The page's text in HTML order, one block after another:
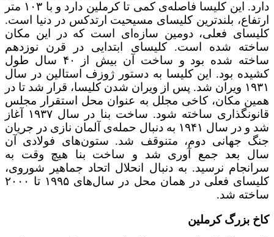
دارد. این کلیسا فاصله‌ی کمی تا کرملین دارد و با ۱۰۳ متر
ارتفاع، بلندترین کلیسای مسیحیت ارتدکس در دنیا است.
کلیسای فعلی، دومین سازه‌ای است که در این مکان
ساخته شده است. کلیسای ابتدایی در قرن نوزدهم
ساخته شده بود و ساخت آن بیش از ۴۰ سال طول
کشیده بود. این کلیسا به دستور ژوزف استالین در سال
۱۹۳۱ ویران شد. پس از ویران شدن کلیسا، قرار شد تا در
همین مکان، کاخی مجلل به عنوان محل استقرار مجلس
قانونگذاری ساخته شود. ساخت بنا در سال ۱۹۳۷ آغاز
شد و در سال ۱۹۴۱ به دنبال حمله‌ی آلمان نازی در جریان
جنگ جهانی دوم، متنوقف شد. ستون‌های فولادی آن
سال بعد جمع آوری شد و ساخت بنا هیچ وقت به
سرانجام نرسید. به دنبال انحلال اتحاد جماهیر شوروی،
کلیسای فعلی در همان محل در سال‌های ۱۹۹۵ تا ۲۰۰۰
ساخته شد.
کاخ بزرگ کرملین